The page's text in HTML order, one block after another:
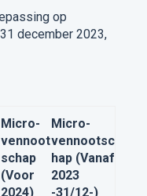
op
december 2023,
Micro-
vennoot
schap
(Voor
2024)
Micro-
vennootsc
hap (Vanaf
2023
-31/12-)